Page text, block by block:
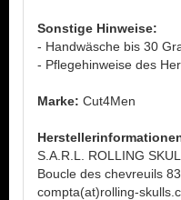
Sonstige Hinweise:
- Handwäsche bis 30
- Pflegehinweise des
Marke: Cut4Men
S.A.R.L. ROLLING
Boucle des chevreuils
compta(at)rolling-